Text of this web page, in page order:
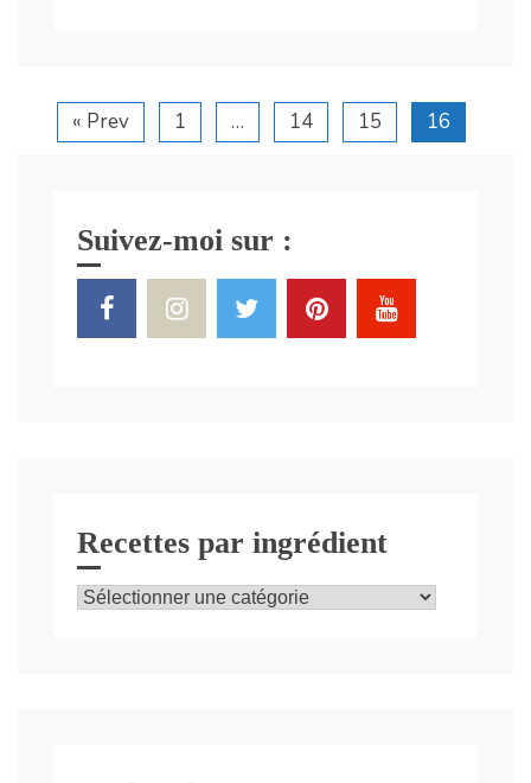
« Prev 1 … 14 15 16
Suivez-moi sur :
Recettes par ingrédient
Recettes